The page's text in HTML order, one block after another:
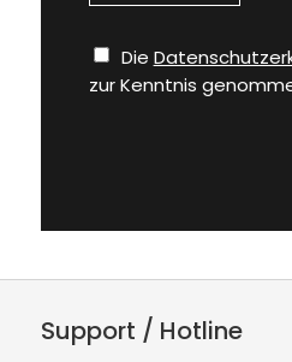
Die
zur Kenntnis
Support / Hotline